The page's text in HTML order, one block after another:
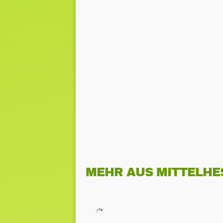
MEHR AUS